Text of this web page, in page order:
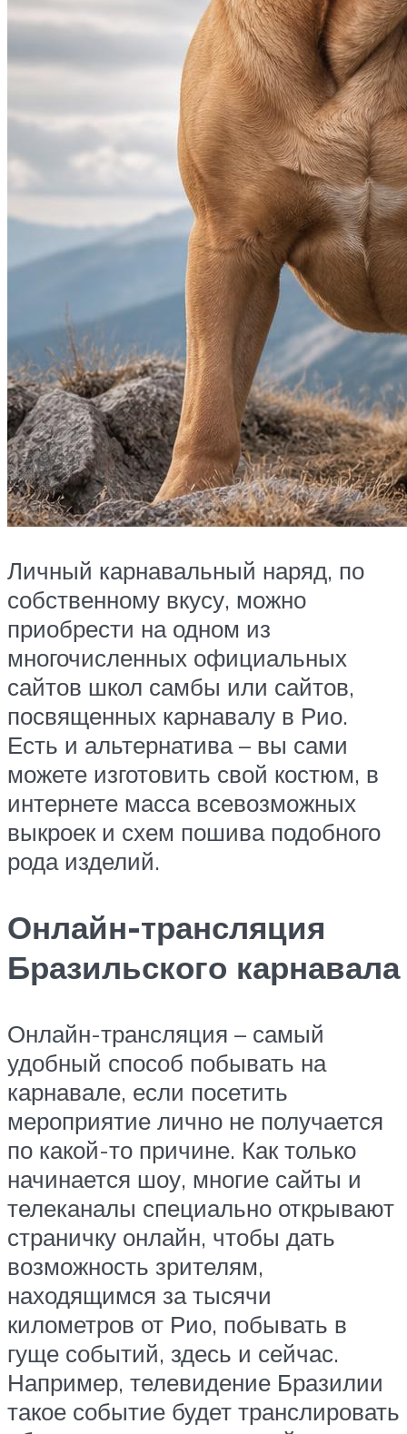
Личный карнавальный наряд, по
собственному вкусу, можно
приобрести на одном из
многочисленных официальных
сайтов школ самбы или сайтов,
посвященных карнавалу в Рио.
Есть и альтернатива – вы сами
можете изготовить свой костюм, в
интернете масса всевозможных
выкроек и схем пошива подобного
рода изделий.
Онлайн-трансляция
Бразильского карнавала
Онлайн-трансляция – самый
удобный способ побывать на
карнавале, если посетить
мероприятие лично не получается
по какой-то причине. Как только
начинается шоу, многие сайты и
телеканалы специально открывают
страничку онлайн, чтобы дать
возможность зрителям,
находящимся за тысячи
километров от Рио, побывать в
гуще событий, здесь и сейчас.
Например, телевидение Бразилии
такое событие будет транслировать